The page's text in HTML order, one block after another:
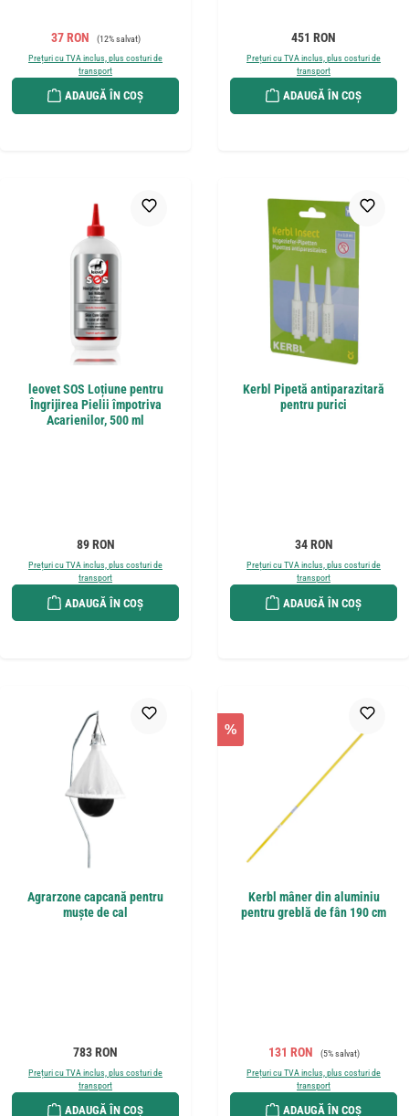
Preț de vânzare:
37 RON Preț obișnuit:
(12% salvat)
Prețuri cu TVA inclus, plus costuri de
transport
ADAUGĂ ÎN COȘ
Preț obișnuit:
451 RON
Prețuri cu TVA inclus, plus costuri de
transport
ADAUGĂ ÎN COȘ
leovet SOS Loțiune pentru
Îngrijirea Pielii împotriva
Acarienilor, 500 ml
Preț obișnuit:
89 RON
Prețuri cu TVA inclus, plus costuri de
transport
ADAUGĂ ÎN COȘ
Kerbl Pipetă antiparazitară
pentru purici
Preț obișnuit:
34 RON
Prețuri cu TVA inclus, plus costuri de
transport
ADAUGĂ ÎN COȘ
Agrarzone capcană pentru
muște de cal
Preț obișnuit:
783 RON
Prețuri cu TVA inclus, plus costuri de
transport
ADAUGĂ ÎN COȘ
%
Kerbl mâner din aluminiu
pentru greblă de fân 190 cm
Preț de vânzare:
131 RON Preț obișnuit:
(5% salvat)
Prețuri cu TVA inclus, plus costuri de
transport
ADAUGĂ ÎN COȘ